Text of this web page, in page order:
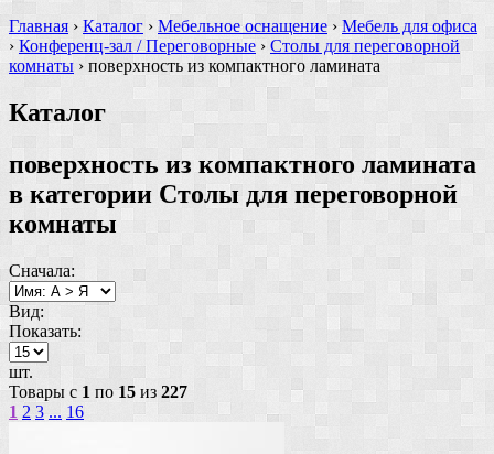
Главная › Каталог › Мебельное оснащение › Мебель для офиса
› Конференц-зал / Переговорные › Столы для переговорной
комнаты › поверхность из компактного ламината
Каталог
поверхность из компактного ламината
в категории Столы для переговорной
комнаты
Сначала:
Вид:
Показать:
шт.
Товары с 1 по 15 из 227
1 2 3 ... 16